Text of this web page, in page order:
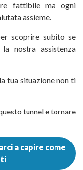
fattibile ma ogni
assieme.
scoprire subito se
nostra assistenza
tua situazione non ti
tunnel e tornare
a capire come